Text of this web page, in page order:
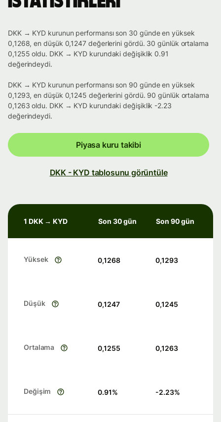
DKK → KYD kurunun performansı son 30 günde en yüksek
0,1268, en düşük 0,1247 değerlerini gördü. 30 günlük ortalama
0,1255 oldu. DKK → KYD kurundaki değişiklik 0.91
değerindeydi.
DKK → KYD kurunun performansı son 90 günde en yüksek
0,1293, en düşük 0,1245 değerlerini gördü. 90 günlük ortalama
0,1263 oldu. DKK → KYD kurundaki değişiklik -2.23
değerindeydi.
Piyasa kuru takibi
DKK - KYD tablosunu görüntüle
1 DKK → KYD Son 30 gün Son 90 gün
Yüksek 0,1268 0,1293
Düşük 0,1247 0,1245
Ortalama 0,1255 0,1263
Değişim 0.91% -2.23%